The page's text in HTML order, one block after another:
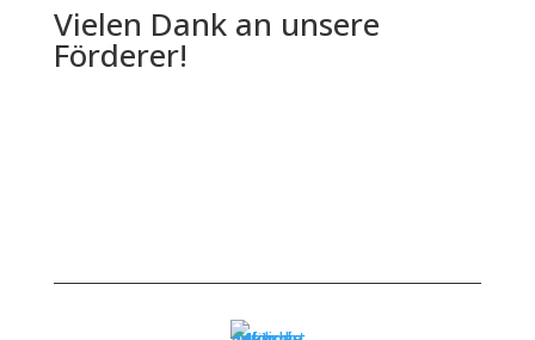
Vielen Dank an unsere
Förderer!